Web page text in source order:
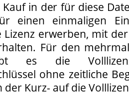
in der für diese
einen einmaligen
erwerben, mit
Für den
es die
ohne zeitliche
der Kurz- auf die